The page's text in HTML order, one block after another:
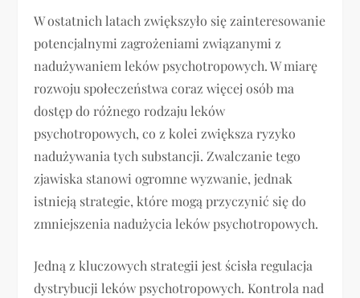
W ostatnich latach zwiększyło się zainteresowanie
potencjalnymi zagrożeniami związanymi z
nadużywaniem leków psychotropowych. W miarę
rozwoju społeczeństwa coraz więcej osób ma
dostęp do różnego rodzaju leków
psychotropowych, co z kolei zwiększa ryzyko
nadużywania tych substancji. Zwalczanie tego
zjawiska stanowi ogromne wyzwanie, jednak
istnieją strategie, które mogą przyczynić się do
zmniejszenia nadużycia leków psychotropowych.
Jedną z kluczowych strategii jest ścisła regulacja
dystrybucji leków psychotropowych. Kontrola nad